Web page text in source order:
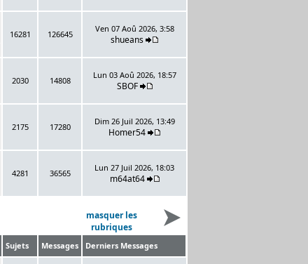
16281 126645
Ven 07 Aoû 2026, 3:58
shueans
2030 14808
Lun 03 Aoû 2026, 18:57
SBOF
2175 17280
Dim 26 Juil 2026, 13:49
Homer54
4281 36565
Lun 27 Juil 2026, 18:03
m64at64
masquer les
rubriques
Sujets Messages Derniers Messages